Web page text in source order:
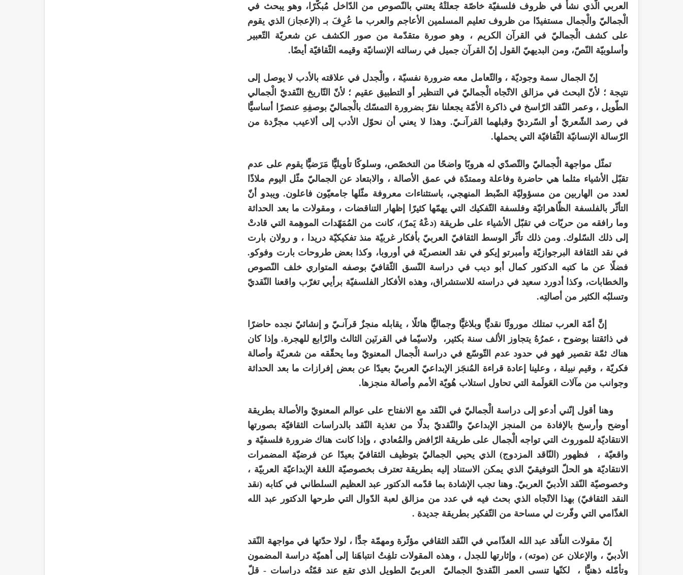
العربي الّذي نشأ في ظروف فلسفيّة خاصّة جعلتْهُ يعتني بالنّصوص من الدّاخل مُبكّرًا، وهو يبحث في
الْجماليّ والْجمال مستفيدًا من ظروف تعليم المسلمين الأعاجم والعرب ما عُرِفَ بـ (الإعجاز) الذي يقوم
على كشف الْجماليّ في القرآن الكريم ، وهو صورة متقدّمة من صور الكشف عن شعريّة التّعبير
وأسلوبيّة النّصّ، ومن البديهيّ القول إنّ القرآن جميل في رسالته الإنسانيّة وقيمه الثّقافيّة أيضًا.
إنّ الجمال سمة وجوديّة ، والتّعامل معه ضرورة نفسيّة ، والْجدل في علاقته بالأدب لا يوصل إلى
نتيجة ؛ لأنّ البحث في مزالق الاتّجاه الْجماليّ في التنظير أو التطبيق عقيم ؛ لأنّ التّاريخ النّقديّ الْجمالي
الطّويل ، وعمر النّقد الرّاسخ في ذاكرة الأمّة يجعلنا نقرّ بضرورة التمسّك بالْجماليّ بوصفِهِ عنصرًا أساسيًّا
في رصد الشّعريّ أو السّرديّ وقبلهما القرآنـيّ. وهذا لا يعني أن نحوّل الأدب إلى ألاعيب مجرَّدة من
الرّسالة الإنسانيّة الثّقافيّة التي يحملها.
تمثّل مواجهة الْجماليّ والتّصدّي له هروبًا واضحًا من التخصّص، وسلوكًا تأويليًّا مَرَضيًّا يقوم على عدم
تقبّل الأشياء مثلما هي حاضرة وفاعلة وممتدّة في عمق الأصالة ، والابتعاد عن الجماليّ مثّل اليوم ملاذًا
لعدد من الهاربين من مسؤوليّة الضّبط المنهجي، باستثناءات معروفة مثّلها جامعيّون فاعلون. ويبدو أنّ
التأثّر بالفلسفة الظّاهراتيّة وفلسفة التّفكيك التي يهمّها كثيرًا إظهار التناقضات ، ومقولات ما بعد الحداثة
وما رافقه من حريّات في تقبّل الأشياء على طريقة (دعْهُ يَمرّ)، كانت من المُمَهّدات الموهِمة التي قادتْ
إلى ذلك السّلوك. ومن ذلك تأثّر الوسط الثقافيّ العربيّ بأفكار غربيّة منذ تفكيكيّة دريدا ، و رولان بارت
في نقد الثقافة البرجوازيّة وأمبرتو إيكو في نقد العنصريّة في أوروبا، وكذا بعض طروحات بارت وفوكو.
فضلًا عن ما كتبه الدكتور كمال أبو ديب في دراسة النّسق الثّقافيّ بوصفه المتواري خلف النّصوص
والخطابات، وكذا أدورد سعيد في دراسته للاستشراق، وهذه الأفكار الفلسفيّة برأيي تغرّب واقعنا النّقديّ
وتسلبُه الكثير من أصالتِه.
إنَّ أمّة العرب تمتلك موروثًا نقديًّا وبلاغيًّا وجماليًّا هائلًا ، يقابله منجزٌ قرآنـيّ و إنشائيّ نجده حاضرًا
في ذائقتنا بوضوح ، عمرُهُ يتجاوز الألف سنة بكثير، ولاسيّما في القرنَين الثالث والرّابع للهجرة. وإذا كان
هناك ثمّة تقصير فهو في حدود عدم التّوسّع في دراسة الْجمال المعنويّ وما يحقّقه من شعريّة وأصالة
فكريّة ، وقيم نبيلة ، وعلينا إعادة قراءة المُنجَز الإبداعيّ العربيّ بعيدًا عن بعض إفرازات ما بعد الحداثة
وجوانب من مآلات العَولَمة التي تحاول استلاب هُويّة الأمم وأصالة منجزها.
وهنا أقول إنّني أدعو إلى دراسة الْجماليّ في النّقد مع الانفتاح على عوالم المعنويّ والأصالة بطريقة
أوضح وأرسخ بالإفادة من المنجز الإبداعيّ والنّقديّ بدلًا من تغذية النّقد بالدراسات الثقافيّة بصورتها
الانتقاديّة للموروث التي تواجه الْجمال على طريقة الرّافض والمُعادي ، وإذا كانت هناك ضرورة فلسفيّة و
واقعيّة ، فظهور (النّاقد المزدوج) الذي يحيي الجماليّ بتوظيف الثقافيّ بعيدًا عن فرضيّة المضمرات
الانتقاديّة هو الحلّ التوفيقيّ الذي يمكن الاستناد إليه بطريقة تعترف بخصوصيّة اللغة الإبداعيّة العربيّة ،
وخصوصيّة النّقد الأدبيّ العربيّ. وهنا تجب الإشادة بما قدّمه الدكتور عبد العظيم السلطاني في كتابه (نقد
النقد الثقافيّ) بهذا الاتّجاه الذي بحث فيه في عدد من مزالق لعبة الدّوال التي طرحها الدكتور عبد الله
الغذّامي التي وفّرت لي مساحة من التّفكير بطريقة جديدة .
إنّ مقولات الناّقد عبد الله الغذّامي في النّقد الثقافي مؤثّرة ومهمّة جدًّا ، لولا حدّتها في مواجهة النّقد
الأدبيّ ، والإعلان عن (موته) ، وإثارتها للجدل ، وهذه المقولات تلفِتُ انتباهَنا إلى أهميّة دراسة المضمون
وتأمّله ذهنيًّا ، لكنّها تنسى العمر النّقديّ الجماليّ العربيّ الطويل الذي تقع عند قمّتُه دراسات - قلّ